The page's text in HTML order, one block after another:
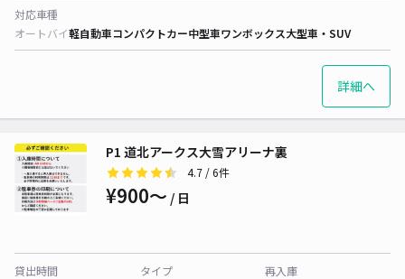
対応車種
オートバイ軽自動車コンパクトカー中型車ワンボックス大型車・SUV
詳細へ
P1 道北アークス大雪アリーナ裏
4.7 / 6件
¥900〜 / 日
貸出時間
タイプ
再入庫